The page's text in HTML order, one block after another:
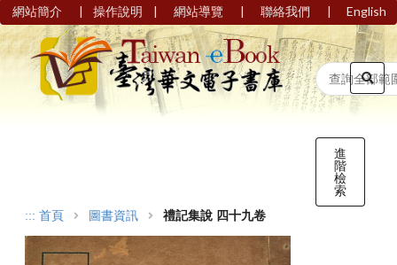
網站簡介 | 操作說明 | 網站導覽 | 聯絡我們 | English
進
階
檢
索
::: 首頁 圖書資訊 禮記集說 四十九卷